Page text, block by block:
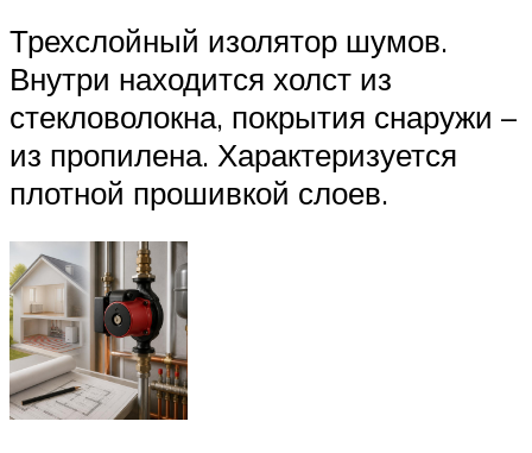
Трехслойный изолятор шумов.
Внутри находится холст из
стекловолокна, покрытия снаружи –
из пропилена. Характеризуется
плотной прошивкой слоев.